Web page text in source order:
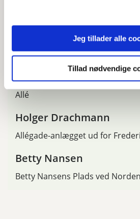
Jeg tillader alle
Tillad nødvendige
Frederik VI
Frederiksberg Haves v.
Adam Gottlob
Søndermarken - i den
Allé
Holger Drachmann
Allégade-anlægget ud for
Betty Nansen
Betty Nansens Plads ved